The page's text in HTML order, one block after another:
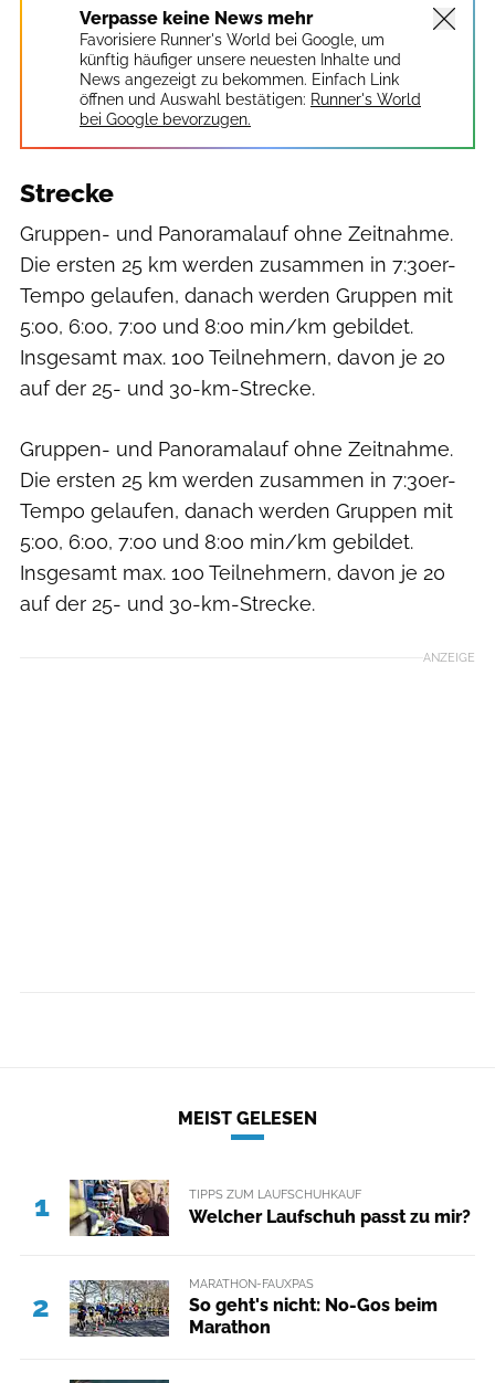
Verpasse keine News mehr
Favorisiere Runner's World bei Google, um
künftig häufiger unsere neuesten Inhalte und
News angezeigt zu bekommen. Einfach Link
öffnen und Auswahl bestätigen: Runner's World
bei Google bevorzugen.
Strecke
Gruppen- und Panoramalauf ohne Zeitnahme.
Die ersten 25 km werden zusammen in 7:30er-
Tempo gelaufen, danach werden Gruppen mit
5:00, 6:00, 7:00 und 8:00 min/km gebildet.
Insgesamt max. 100 Teilnehmern, davon je 20
auf der 25- und 30-km-Strecke.
Gruppen- und Panoramalauf ohne Zeitnahme.
Die ersten 25 km werden zusammen in 7:30er-
Tempo gelaufen, danach werden Gruppen mit
5:00, 6:00, 7:00 und 8:00 min/km gebildet.
Insgesamt max. 100 Teilnehmern, davon je 20
auf der 25- und 30-km-Strecke.
ANZEIGE
MEIST GELESEN
1 TIPPS ZUM LAUFSCHUHKAUF
Welcher Laufschuh passt zu mir?
2
MARATHON-FAUXPAS
So geht's nicht: No-Gos beim
Marathon